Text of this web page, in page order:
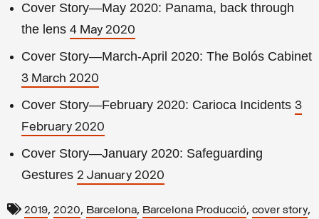
Cover Story—May 2020: Panama, back through
the lens 4 May 2020
Cover Story—March-April 2020: The Bolós Cabinet
3 March 2020
Cover Story—February 2020: Carioca Incidents 3
February 2020
Cover Story—January 2020: Safeguarding
Gestures 2 January 2020
2019, 2020, Barcelona, Barcelona Producció, cover story,